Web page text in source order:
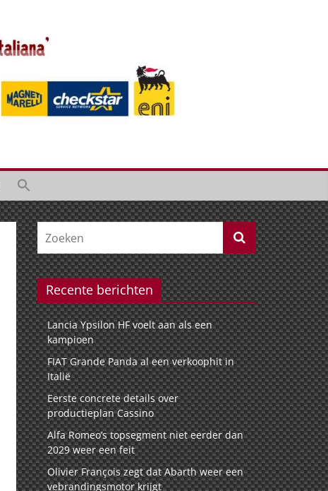
Recente berichten
Lancia Ypsilon HF voelt aan als een
kampioen
FIAT Grande Panda al een verkoophit in
Italië
Eerste concrete details over
productieplan Cassino
Alfa Romeo’s topsegment niet eerder dan
2029 weer een feit
Olivier François zegt dat Abarth weer een
vebrandingsmotor krijgt